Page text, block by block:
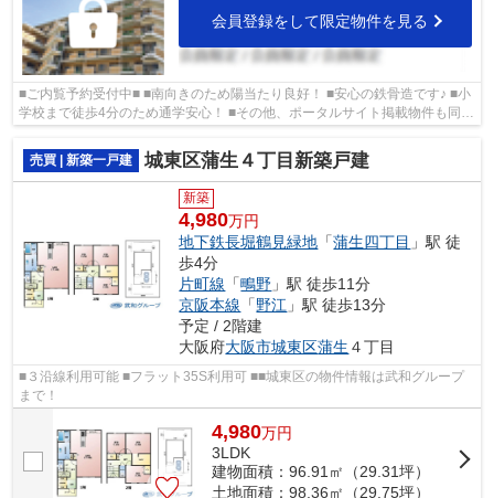
会員登録をして限定物件を見る
■ご内覧予約受付中■ ■南向きのため陽当たり良好！ ■安心の鉄骨造です♪ ■小
学校まで徒歩4分のため通学安心！ ■その他、ポータルサイト掲載物件も同時
内覧可能です♪
売買 | 新築一戸建
城東区蒲生４丁目新築戸建
新築
4,980万円
地下鉄長堀鶴見緑地 「蒲生四丁目 」駅 徒
歩4分
片町線 「鴫野 」駅 徒歩11分
京阪本線 「野江 」駅 徒歩13分
予定 / 2階建
大阪府大阪市城東区蒲生 ４丁目
■３沿線利用可能 ■フラット35S利用可 ■■城東区の物件情報は武和グループ
まで！
4,980万円
3LDK
建物面積：96.91㎡（29.31坪）
土地面積：98.36㎡（29.75坪）